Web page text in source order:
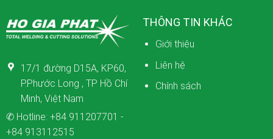
17/1 đường D15A, KP60,
P.Phước Long , TP Hồ Chí
Minh, Việt Nam
✆ Hotline: +84 911207701 -
+84 913112515
THÔNG TIN KHÁC
Giới thiệu
Liên hệ
Chính sách